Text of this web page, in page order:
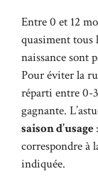
Entre 0 et 12
quasiment tous
naissance sont
Pour éviter la
réparti entre 0-
gagnante.
saison d’usage
correspondre à
indiquée.